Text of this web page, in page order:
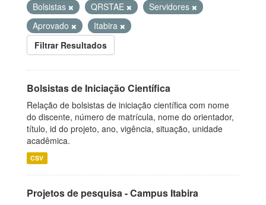
Bolsistas
QRSTAE
Servidores
Aprovado
Itabira
Filtrar Resultados
Bolsistas de Iniciação Científica
Relação de bolsistas de iniciação científica com nome
do discente, número de matrícula, nome do orientador,
título, id do projeto, ano, vigência, situação, unidade
acadêmica.
CSV
Projetos de pesquisa - Campus Itabira